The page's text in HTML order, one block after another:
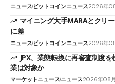
ニュースビットコインニュース2026年
マイニング大手MARAとクリ
に差
ニュースビットコインニュース2026年
JPX、業態転換に再審査制度
業は対象か
マーケットニュースニュース2026年08